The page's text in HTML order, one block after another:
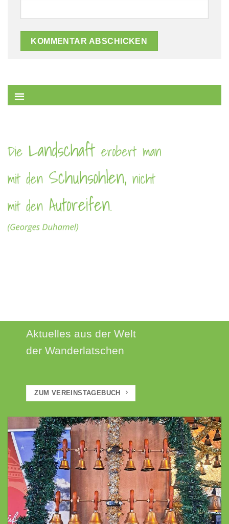
Aktuelles aus der Welt
der Wanderlatschen
ZUM VEREINSTAGEBUCH